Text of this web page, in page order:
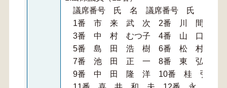
議席番号 氏 名 議席番号 氏 名
1番 市 来 武 次 2番 川 間 哲
3番 中 村 むつ子 4番 山 口 明日
5番 島 田 浩 樹 6番 松 村 絹
7番 池 田 正 一 8番 東 弘 明
9番 中 田 隆 洋 10番 桂 弘 一